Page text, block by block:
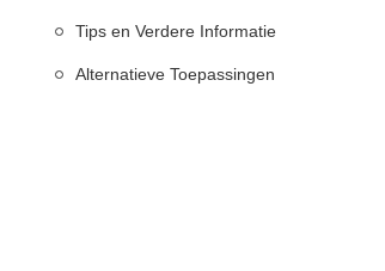
Tips en Verdere Informatie
Alternatieve Toepassingen